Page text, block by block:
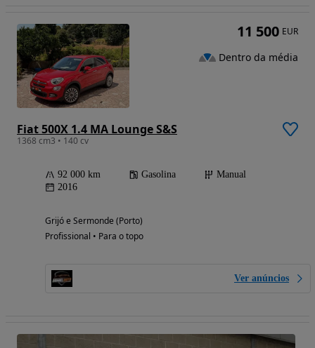
Fiat 500X 1.4 MA Lounge S&S
1368 cm3 • 140 cv
92 000 km Gasolina
Manual
2016
Grijó e Sermonde (Porto)
Profissional • Para o topo
Ver anúncios
11 500 EUR
Dentro da média